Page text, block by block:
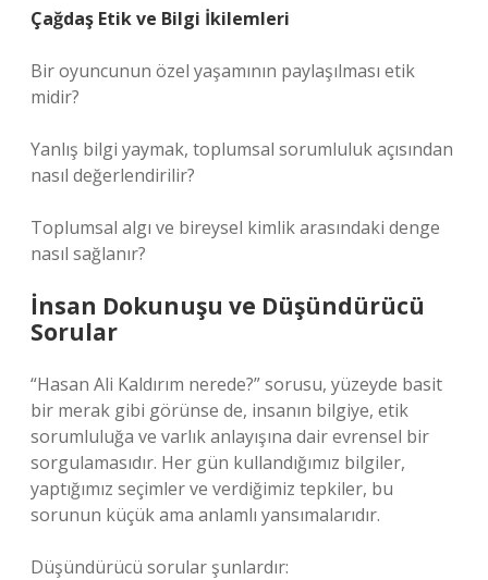
Çağdaş Etik ve Bilgi İkilemleri
Bir oyuncunun özel yaşamının paylaşılması etik
midir?
Yanlış bilgi yaymak, toplumsal sorumluluk açısından
nasıl değerlendirilir?
Toplumsal algı ve bireysel kimlik arasındaki denge
nasıl sağlanır?
İnsan Dokunuşu ve Düşündürücü
Sorular
“Hasan Ali Kaldırım nerede?” sorusu, yüzeyde basit
bir merak gibi görünse de, insanın bilgiye, etik
sorumluluğa ve varlık anlayışına dair evrensel bir
sorgulamasıdır. Her gün kullandığımız bilgiler,
yaptığımız seçimler ve verdiğimiz tepkiler, bu
sorunun küçük ama anlamlı yansımalarıdır.
Düşündürücü sorular şunlardır: